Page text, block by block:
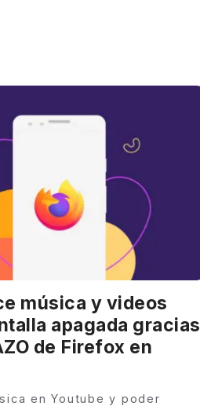
música y videos
apagada gracias
de Firefox en
en Youtube y poder